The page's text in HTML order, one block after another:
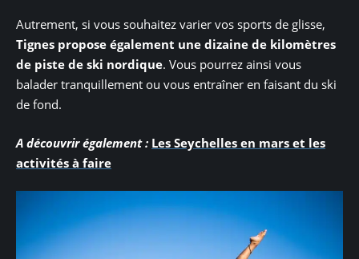
Autrement, si vous souhaitez varier vos sports de glisse,
Tignes propose également une dizaine de kilomètres
de piste de ski nordique. Vous pourrez ainsi vous
balader tranquillement ou vous entraîner en faisant du ski
de fond.
A découvrir également : Les Seychelles en mars et les
activités à faire